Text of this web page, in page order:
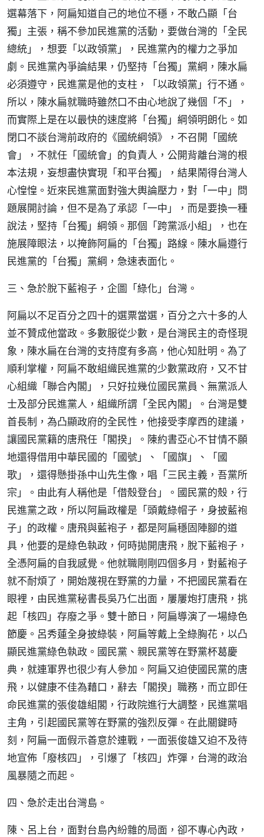
選幕落下，阿扁知道自己的地位不穩，不敢凸顯「台
獨」主張，稱不參加民進黨的活動，要做台灣的「全民
總統」，想要「以政領黨」，民進黨內的權力之爭加
劇。民進黨內爭論結果，仍堅持「台獨」黨綱，陳水扁
必須遵守，民進黨是他的支柱，「以政領黨」行不通。
所以，陳水扁就職時雖然口不由心地說了幾個「不」，
而實際上是在以最快的速度將「台獨」綱領明朗化。如
閉口不談台灣前政府的《國統綱領》，不召開「國統
會」，不就任「國統會」的負責人，公開背離台灣的根
本法規，妄想盡快實現「和平台獨」，結果鬧得台灣人
心惶惶。近來民進黨面對強大輿論壓力，對「一中」問
題展開討論，但不是為了承認「一中」，而是要換一種
說法，堅持「台獨」綱領。那個「跨黨派小組」，也在
施展障眼法，以掩飾阿扁的「台獨」路線。陳水扁遵行
民進黨的「台獨」黨綱，急速表面化。
三、急於脫下藍袍子，企圖「綠化」台灣。
阿扁以不足百分之四十的選票當選，百分之六十多的人
並不贊成他當政。多數服從少數，是台灣民主的奇怪現
象，陳水扁在台灣的支持度有多高，他心知肚明。為了
順利掌權，阿扁不敢組織民進黨的少數黨政府，又不甘
心組織「聯合內閣」，只好拉幾位國民黨員、無黨派人
士及部分民進黨人，組織所謂「全民內閣」。台灣是雙
首長制，為凸顯政府的全民性，他接受李摩西的建議，
讓國民黨籍的唐飛任「閣揆」。陳約書亞心不甘情不願
地還得借用中華民國的「國號」、「國旗」、「國
歌」，還得懸掛孫中山先生像，唱「三民主義，吾黨所
宗」。由此有人稱他是「借殼登台」。國民黨的殼，行
民進黨之政，所以阿扁政權是「頭戴綠帽子，身披藍袍
子」的政權。唐飛與藍袍子，都是阿扁穩固陣腳的道
具，他要的是綠色執政，何時拋開唐飛，脫下藍袍子，
全憑阿扁的自我感覺。他就職剛剛四個多月，對藍袍子
就不耐煩了，開始蔑視在野黨的力量，不把國民黨看在
眼裡，由民進黨秘書長吳乃仁出面，屢屢炮打唐飛，挑
起「核四」存廢之爭。雙十節日，阿扁導演了一場綠色
節慶。呂秀蓮全身披綠裝，阿扁等戴上全綠胸花，以凸
顯民進黨綠色執政。國民黨、親民黨等在野黨杯葛慶
典，就連軍界也很少有人參加。阿扁又迫使國民黨的唐
飛，以健康不佳為藉口，辭去「閣揆」職務，而立即任
命民進黨的張俊雄組閣，行政院進行大調整，民進黨唱
主角，引起國民黨等在野黨的強烈反彈。在此關鍵時
刻，阿扁一面假示善意於連戰，一面張俊雄又迫不及待
地宣佈「廢核四」，引爆了「核四」炸彈，台灣的政治
風暴隨之而起。
四、急於走出台灣島。
陳、呂上台，面對台島內紛雜的局面，卻不專心內政，